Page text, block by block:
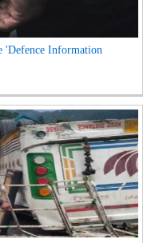
'Defence Information